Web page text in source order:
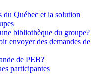
du Québec et la solution
bibliothèque du groupe?
envoyer des demandes de
de PEB?
participantes